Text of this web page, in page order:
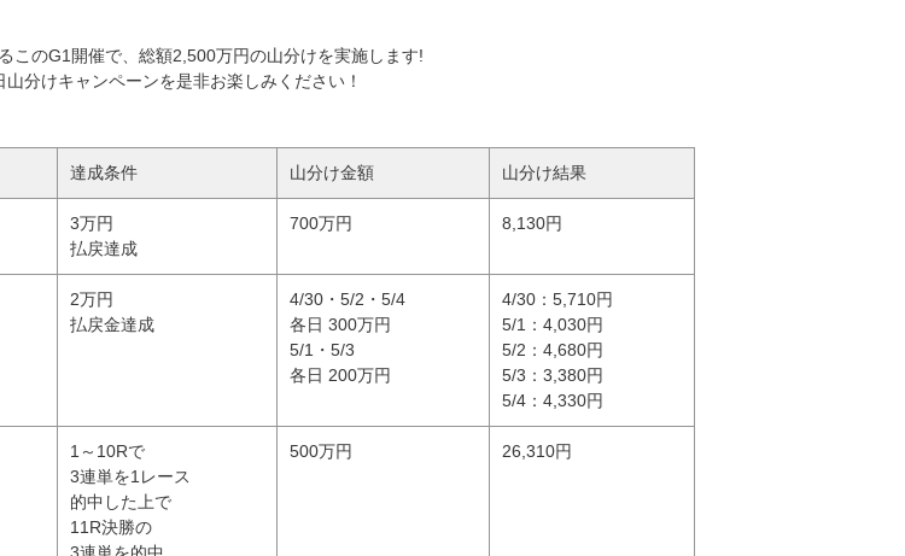
このG1開催で、総額2,500万円の山分けを実施します!
分けキャンペーンを是非お楽しみください！
達成条件 山分け金額 山分け結果
3万円
払戻達成
700万円 8,130円
2万円
払戻金達成
4/30・5/2・5/4
各日 300万円
5/1・5/3
各日 200万円
4/30：5,710円
5/1：4,030円
5/2：4,680円
5/3：3,380円
5/4：4,330円
1～10Rで
3連単を1レース
的中した上で
11R決勝の
500万円 26,310円